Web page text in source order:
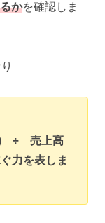
かを確認しま
) ÷ 売上高
力を表しま